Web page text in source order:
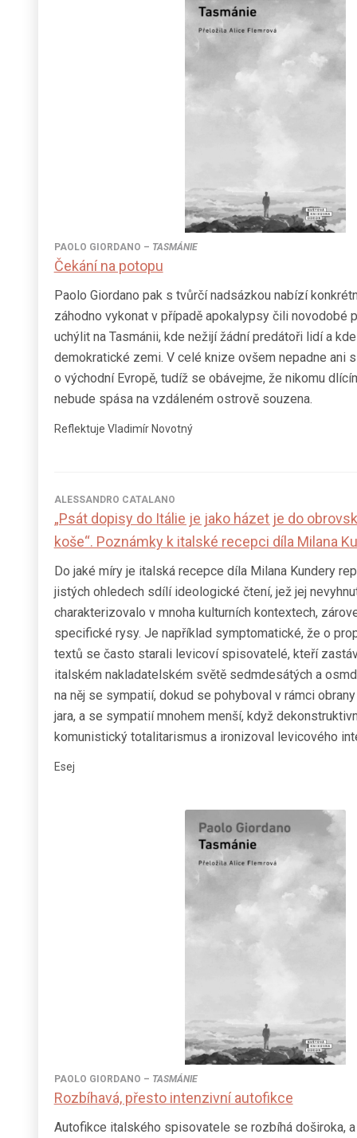
PAOLO GIORDANO – TASMÁNIE
Čekání na potopu
Paolo Giordano pak s tvůrčí nadsázkou nabízí
záhodno vykonat v případě apokalypsy čili novodobé
uchýlit na Tasmánii, kde nežijí žádní predátoři lidí a
demokratické zemi. V celé knize ovšem nepadne ani
o východní Evropě, tudíž se obávejme, že nikomu
nebude spása na vzdáleném ostrově souzena.
Reflektuje Vladimír Novotný
ALESSANDRO CATALANO
„Psát dopisy do Itálie je jako házet je do
koše“. Poznámky k italské recepci díla Milana
Do jaké míry je italská recepce díla Milana Kundery
jistých ohledech sdílí ideologické čtení, jež jej
charakterizovalo v mnoha kulturních kontextech,
specifické rysy. Je například symptomatické, že o
textů se často starali levicoví spisovatelé, kteří
italském nakladatelském světě sedmdesátých a
na něj se sympatií, dokud se pohyboval v rámci
jara, a se sympatií mnohem menší, když
komunistický totalitarismus a ironizoval levicového
Esej
PAOLO GIORDANO – TASMÁNIE
Rozbíhavá, přesto intenzivní autofikce
Autofikce italského spisovatele se rozbíhá doširoka,